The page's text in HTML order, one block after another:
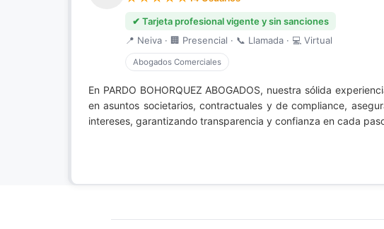
✔ Tarjeta profesional vigente y sin sanciones
📍 Neiva · 🏢 Presencial · 📞 Llamada · 💻 Virtual
Abogados Comerciales
En PARDO BOHORQUEZ ABOGADOS, nuestra sólida
en asuntos societarios, contractuales y de compliance,
intereses, garantizando transparencia y confianza en cada